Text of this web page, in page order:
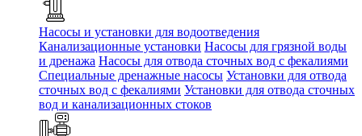
Насосы и установки для водоотведения
Канализационные установки Насосы для грязной воды
и дренажа Насосы для отвода сточных вод c фекалиями
Специальные дренажные насосы Установки для отвода
сточных вод c фекалиями Установки для отвода сточных
вод и канализационных стоков